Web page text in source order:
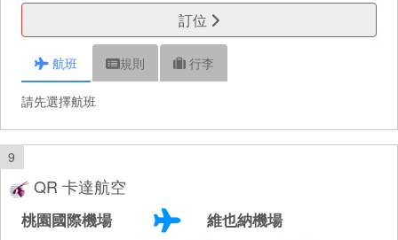
訂位
航班 規則 行李
請先選擇航班
9
QR 卡達航空
桃園國際機場
維也納機場